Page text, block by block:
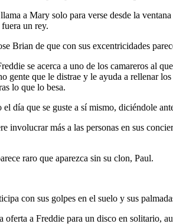
a Mary solo para verse desde la
un rey.
Brian de que con sus excentricidades
se acerca a uno de los camareros al
gente que le distrae y le ayuda a rellenar
lo que lo besa.
día que se guste a sí mismo, diciéndole
más a las personas en sus
raro que aparezca sin su clon, Paul.
con sus golpes en el suelo y sus
a Freddie para un disco en solitario,